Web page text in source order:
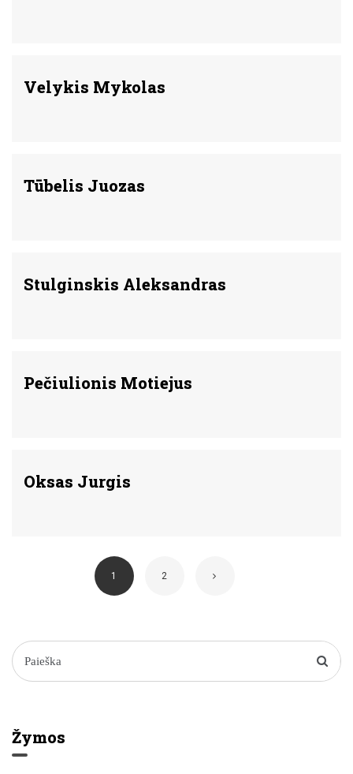
Velykis Mykolas
Tūbelis Juozas
Stulginskis Aleksandras
Pečiulionis Motiejus
Oksas Jurgis
1 2
Žymos